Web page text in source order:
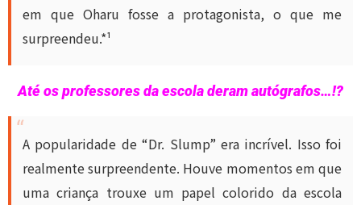
em que Oharu fosse a protagonista, o que me
surpreendeu.*¹
Até os professores da escola deram autógrafos…!?
A popularidade de “Dr. Slump” era incrível. Isso foi
realmente surpreendente. Houve momentos em que
uma criança trouxe um papel colorido da escola